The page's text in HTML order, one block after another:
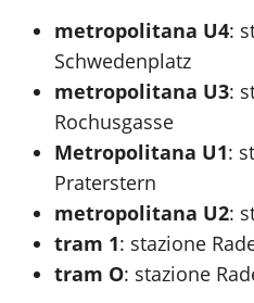
metropolitana U4:
Schwedenplatz
metropolitana U3:
Rochusgasse
Metropolitana U1:
Praterstern
metropolitana U2:
tram 1: stazione
tram O: stazione